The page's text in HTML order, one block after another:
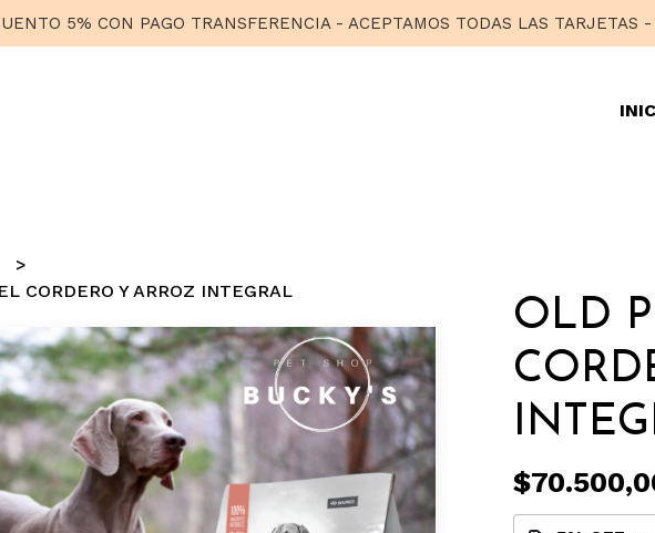
5% CON PAGO TRANSFERENCIA - ACEPTAMOS TODAS LAS TARJETAS
CORDERO Y ARROZ INTEGRAL
OLD